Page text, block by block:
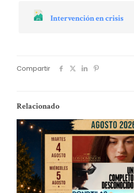
Intervención en crisis
Compartir
Relacionado